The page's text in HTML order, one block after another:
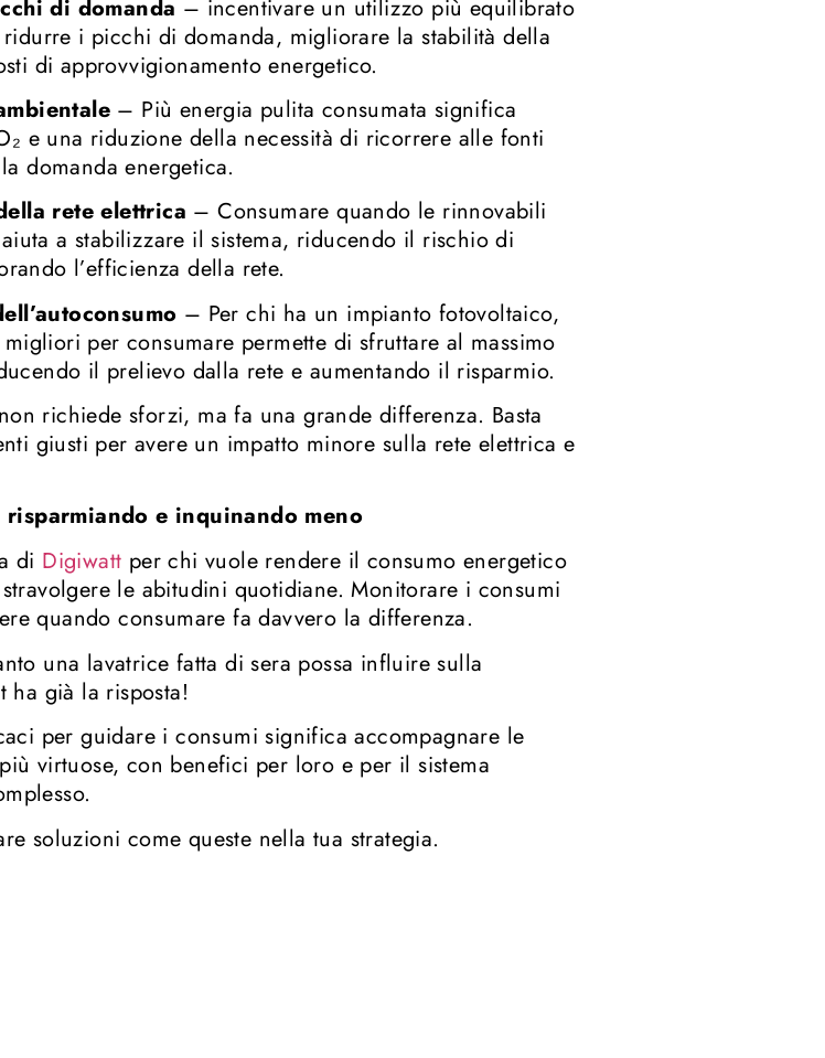
di domanda – incentivare un utilizzo più equilibrato
i picchi di domanda, migliorare la stabilità della
di approvvigionamento energetico.
– Più energia pulita consumata significa
e una riduzione della necessità di ricorrere alle fonti
domanda energetica.
rete elettrica – Consumare quando le rinnovabili
a stabilizzare il sistema, riducendo il rischio di
l’efficienza della rete.
– Per chi ha un impianto fotovoltaico,
per consumare permette di sfruttare al massimo
il prelievo dalla rete e aumentando il risparmio.
richiede sforzi, ma fa una grande differenza. Basta
giusti per avere un impatto minore sulla rete elettrica e
risparmiando e inquinando meno
di Digiwatt per chi vuole rendere il consumo energetico
le abitudini quotidiane. Monitorare i consumi
quando consumare fa davvero la differenza.
una lavatrice fatta di sera possa influire sulla
ha già la risposta!
per guidare i consumi significa accompagnare le
virtuose, con benefici per loro e per il sistema
soluzioni come queste nella tua strategia.